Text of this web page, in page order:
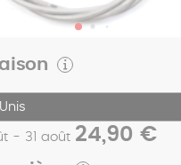
- 31 août 24,90 €